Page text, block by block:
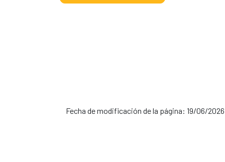
Fecha de modificación de la página: 19/06/2026